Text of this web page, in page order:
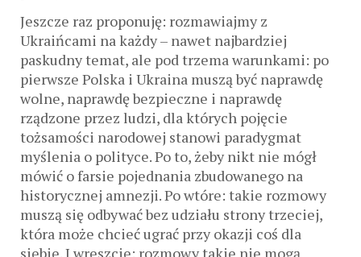
Jeszcze raz proponuję: rozmawiajmy z
Ukraińcami na każdy – nawet najbardziej
paskudny temat, ale pod trzema warunkami: po
pierwsze Polska i Ukraina muszą być naprawdę
wolne, naprawdę bezpieczne i naprawdę
rządzone przez ludzi, dla których pojęcie
tożsamości narodowej stanowi paradygmat
myślenia o polityce. Po to, żeby nikt nie mógł
mówić o farsie pojednania zbudowanego na
historycznej amnezji. Po wtóre: takie rozmowy
muszą się odbywać bez udziału strony trzeciej,
która może chcieć ugrać przy okazji coś dla
siebie. I wreszcie: rozmowy takie nie mogą